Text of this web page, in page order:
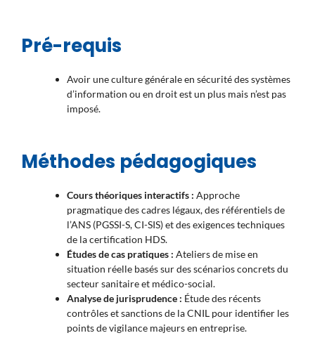
Pré-requis
Avoir une culture générale en sécurité des systèmes
d’information ou en droit est un plus mais n’est pas
imposé.
Méthodes pédagogiques
Cours théoriques interactifs : Approche
pragmatique des cadres légaux, des référentiels de
l’ANS (PGSSI-S, CI-SIS) et des exigences techniques
de la certification HDS.
Études de cas pratiques : Ateliers de mise en
situation réelle basés sur des scénarios concrets du
secteur sanitaire et médico-social.
Analyse de jurisprudence : Étude des récents
contrôles et sanctions de la CNIL pour identifier les
points de vigilance majeurs en entreprise.